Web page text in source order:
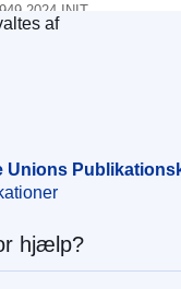
2024 INIT
Unions
af
Unions
hjælp?